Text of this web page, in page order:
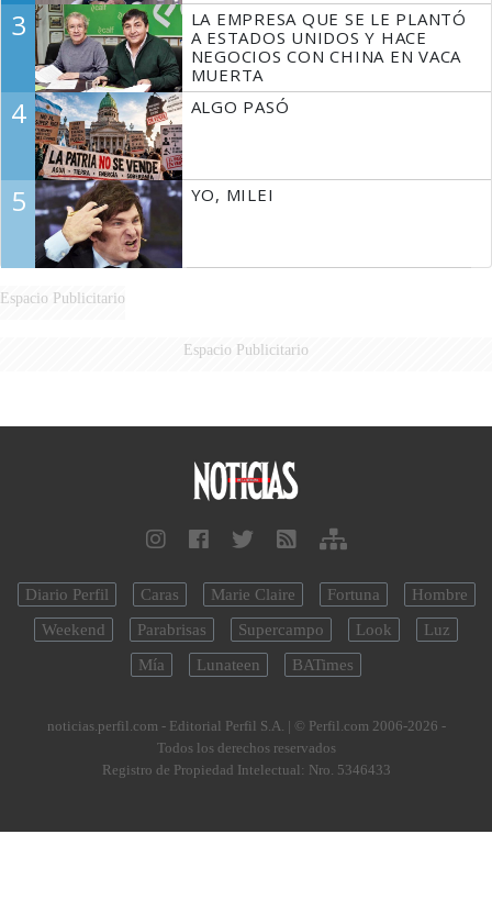
3
LA EMPRESA QUE SE LE PLANTÓ
A ESTADOS UNIDOS Y HACE
NEGOCIOS CON CHINA EN VACA
MUERTA
4 ALGO PASÓ
5 YO, MILEI
Espacio Publicitario
Espacio Publicitario
Diario Perfil Caras Marie Claire Fortuna
Hombre
Weekend
Parabrisas Supercampo Look
Luz
Mía
Lunateen BATimes
noticias.perfil.com - Editorial Perfil S.A. | © Perfil.com 2006-2026 -
Todos los derechos reservados
Registro de Propiedad Intelectual: Nro. 5346433